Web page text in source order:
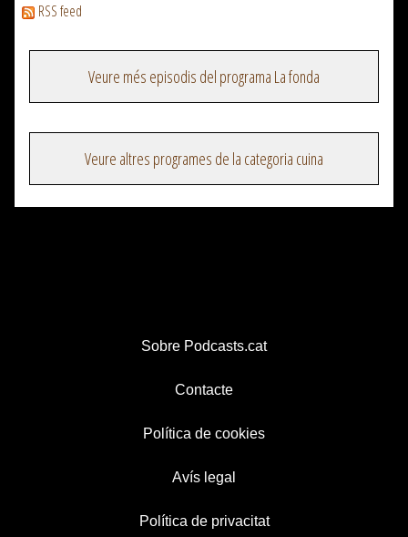
RSS feed
Veure més episodis del programa La fonda
Veure altres programes de la categoria cuina
Sobre Podcasts.cat
Contacte
Política de cookies
Avís legal
Política de privacitat